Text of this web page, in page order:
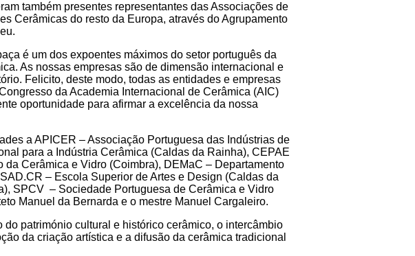
também presentes representantes das Associações de
Cerâmicas do resto da Europa, através do Agrupamento
é um dos expoentes máximos do setor português da
As nossas empresas são de dimensão internacional e
Felicito, deste modo, todas as entidades e empresas
da Academia Internacional de Cerâmica (AIC)
oportunidade para afirmar a excelência da nossa
a APICER – Associação Portuguesa das Indústrias de
para a Indústria Cerâmica (Caldas da Rainha), CEPAE
Cerâmica e Vidro (Coimbra), DEMaC – Departamento
– Escola Superior de Artes e Design (Caldas da
SPCV – Sociedade Portuguesa de Cerâmica e Vidro
Manuel da Bernarda e o mestre Manuel Cargaleiro.
património cultural e histórico cerâmico, o intercâmbio
da criação artística e a difusão da cerâmica tradicional